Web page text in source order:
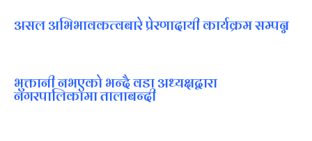
असल अभिभावकत्वबारे प्रेरणादायी कार्यक्रम सम्पन्न
भुक्तानी नभएको भन्दै वडा अध्यक्षद्वारा
नगरपालिकामा तालाबन्दी